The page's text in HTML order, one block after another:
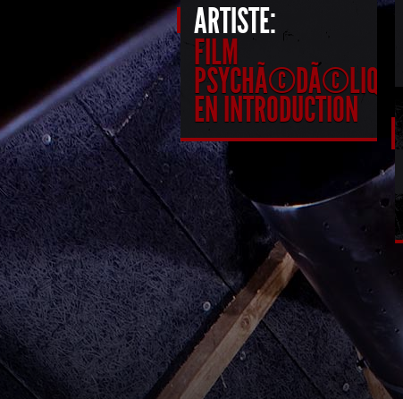
ARTISTE:
FILM
PSYCHÃ©DÃ©LIQUE
EN INTRODUCTION